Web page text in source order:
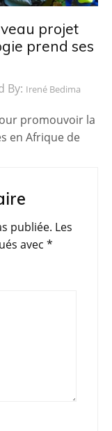
projet
prend ses
By: Irené Bedima
promouvoir la
en Afrique de
publiée. Les
avec *